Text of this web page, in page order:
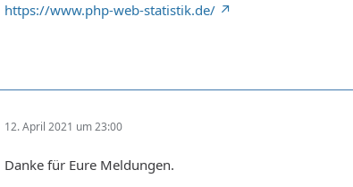
https://www.php-web-statistik.de/
12. April 2021 um 23:00
Danke für Eure Meldungen.